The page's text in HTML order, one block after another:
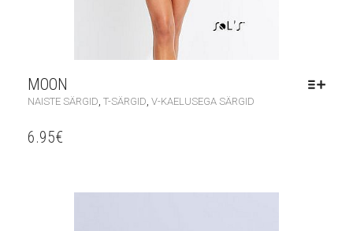
MOON
NAISTE SÄRGID, T-SÄRGID, V-KAELUSEGA SÄRGID
6.95€